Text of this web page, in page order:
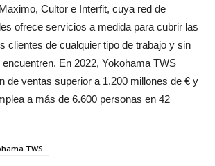
Cultor e Interfit, cuya red de
ofrece servicios a medida para cubrir las
clientes de cualquier tipo de trabajo y sin
En 2022, Yokohama TWS
de ventas superior a 1.200 millones de € y
a más de 6.600 personas en 42
TWS